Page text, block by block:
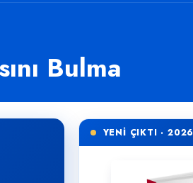
Bulma
YENİ ÇIKTI · 2026